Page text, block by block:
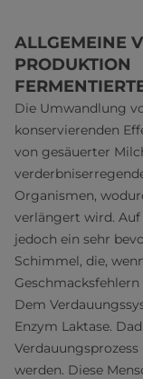
ALLGEMEINE
PRODUKTION
Die Umwandlung
konservierenden
von gesäuerter
Organismen,
verlängert wird.
jedoch ein sehr
Schimmel, die,
Dem
Enzym Laktase.
werden. Diese